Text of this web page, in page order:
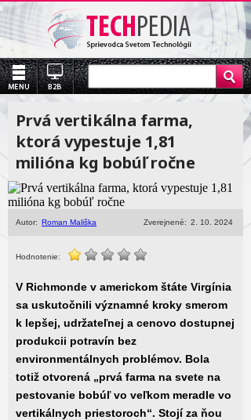
Prvá vertikálna farma,
ktorá vypestuje 1,81
milióna kg bobúľ ročne
Autor: Roman Mališka Zverejnené: 2. 10. 2024
Hodnotenie:
V Richmonde v americkom štáte Virgínia
sa uskutočnili významné kroky smerom
k lepšej, udržateľnej a cenovo dostupnej
produkcii potravín bez
environmentálnych problémov. Bola
totiž otvorená „prvá farma na svete na
pestovanie bobúľ vo veľkom meradle vo
vertikálnych priestoroch“. Stojí za ňou